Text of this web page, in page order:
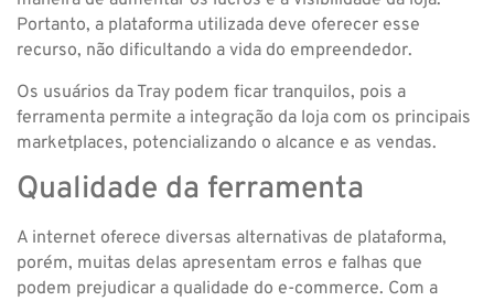
Portanto, a plataforma utilizada deve oferecer esse
recurso, não dificultando a vida do empreendedor.
Os usuários da Tray podem ficar tranquilos, pois a
ferramenta permite a integração da loja com os principais
marketplaces, potencializando o alcance e as vendas.
Qualidade da ferramenta
A internet oferece diversas alternativas de plataforma,
porém, muitas delas apresentam erros e falhas que
podem prejudicar a qualidade do e-commerce. Com a